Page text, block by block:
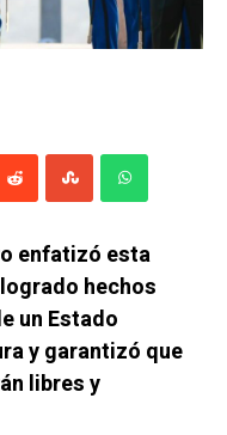
enfatizó esta
hechos
un Estado
y garantizó que
libres y